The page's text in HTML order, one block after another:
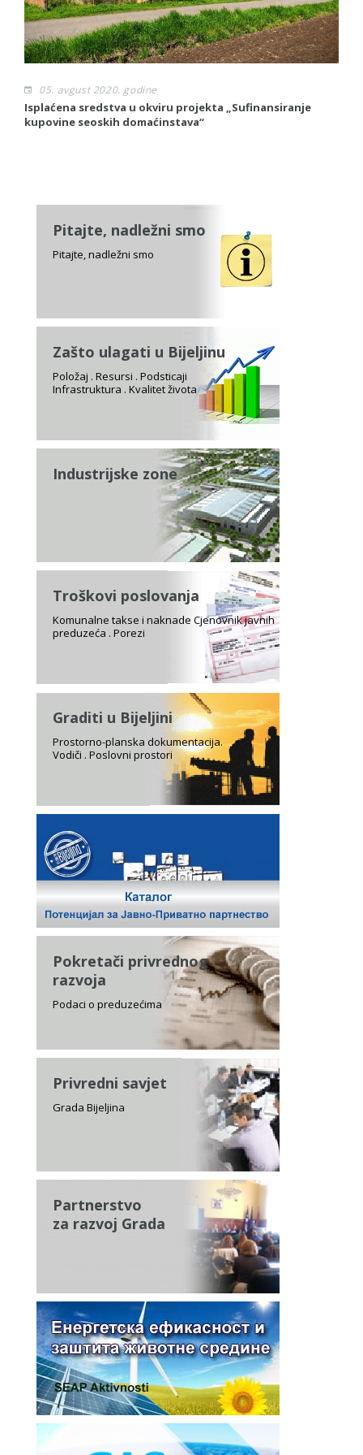
05. avgust 2020. godine
Isplaćena sredstva u okviru projekta „Sufinansiranje
kupovine seoskih domaćinstava“
Pitajte, nadležni smo
Pitajte, nadležni smo
Zašto ulagati u Bijeljinu
Položaj . Resursi . Podsticaji
Infrastruktura . Kvalitet života
Industrijske zone
Troškovi poslovanja
Komunalne takse i naknade Cjenovnik javnih
preduzeća . Porezi
Graditi u Bijeljini
Prostorno-planska dokumentacija.
Vodiči . Poslovni prostori
Pokretači privrednog
razvoja
Podaci o preduzećima
Privredni savjet
Grada Bijeljina
Partnerstvo
za razvoj Grada